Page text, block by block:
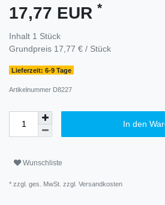
17,77 EUR *
Inhalt 1 Stück
Grundpreis 17,77 € / Stück
Lieferzeit: 6-9 Tage
Artikelnummer D8227
In den
Wunschliste
* zzgl. ges. MwSt. zzgl. Versandkosten